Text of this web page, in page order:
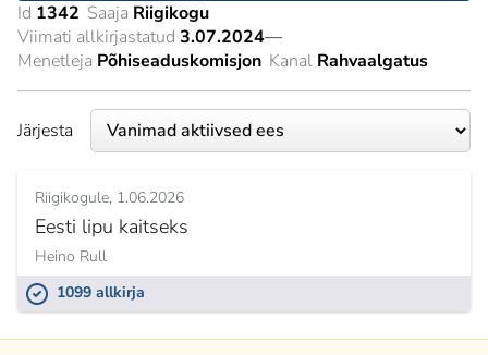
Id 1342 Saaja Riigikogu
Viimati allkirjastatud 3.07.2024—
Menetleja Põhiseaduskomisjon Kanal Rahvaalgatus
Järjesta
Riigikogule 1.06.2026
Eesti lipu kaitseks
Heino Rull
1099 allkirja